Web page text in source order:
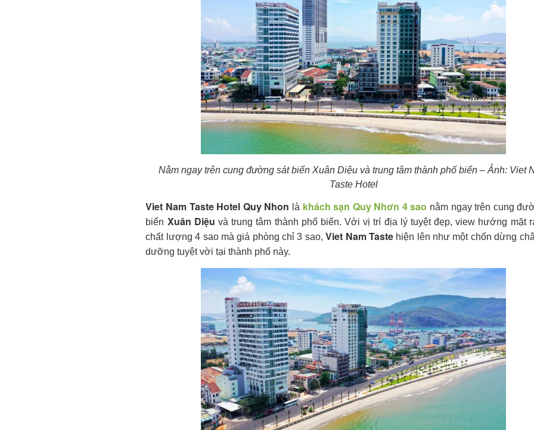
Nằm ngay trên cung đường sát biển Xuân Diệu và trung tâm thành phố biển – Ảnh: Viet
Taste Hotel
Viet Nam Taste Hotel Quy Nhon là khách sạn Quy Nhơn 4 sao nằm ngay trên cung
biển Xuân Diệu và trung tâm thành phố biển. Với vị trí địa lý tuyệt đẹp, view hướng mặt
chất lượng 4 sao mà giá phòng chỉ 3 sao,Viet Nam Tastehiện lên như một chốn dừng
dưỡng tuyệt vời tại thành phố này.